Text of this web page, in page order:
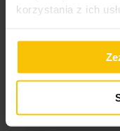
korzystania z ich
szerokość: 45 cm
skład:100 %
Zapisz się do
pierwsze zakupy!
Adres e-mail